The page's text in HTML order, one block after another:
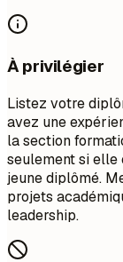
À privilégier
Listez votre
avez une
la section
seulement si elle
jeune diplômé.
projets
leadership.